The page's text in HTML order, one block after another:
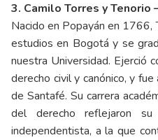
3. Camilo Torres y Tenorio
Nacido en Popayán en 1766,
estudios en Bogotá y se
nuestra Universidad. Ejerció
derecho civil y canónico, y
de Santafé. Su carrera
del derecho reflejaron
independentista, a la que